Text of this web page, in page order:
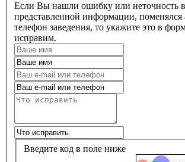
Если Вы нашли ошибку или неточность в
представленной информации, поменялся
телефон заведения, то укажите это в
исправим.
Введите код в поле ниже